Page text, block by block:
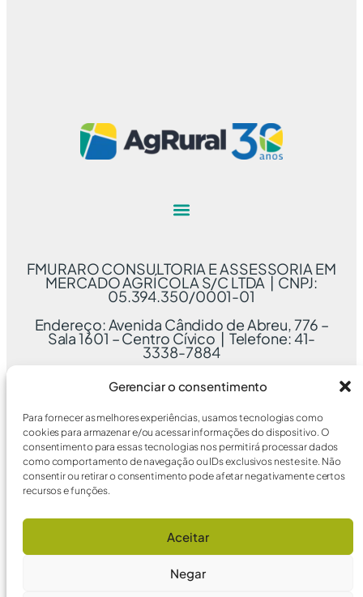
Gerenciar o consentimento
Para fornecer as melhores experiências, usamos tecnologias como
cookies para armazenar e/ou acessar informações do dispositivo. O
consentimento para essas tecnologias nos permitirá processar dados
como comportamento de navegação ou IDs exclusivos neste site. Não
consentir ou retirar o consentimento pode afetar negativamente certos
recursos e funções.
Aceitar
Negar
FMURARO CONSULTORIA E ASSESSORIA EM
MERCADO AGRÍCOLA S/C LTDA | CNPJ:
05.394.350/0001-01
Endereço: Avenida Cândido de Abreu, 776 –
Sala 1601 – Centro Cívico | Telefone: 41-
3338-7884